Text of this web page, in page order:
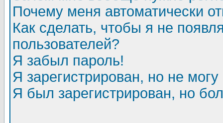
Почему меня автоматически
Как сделать, чтобы я не
пользователей?
Я забыл пароль!
Я зарегистрирован, но не могу
Я был зарегистрирован, но